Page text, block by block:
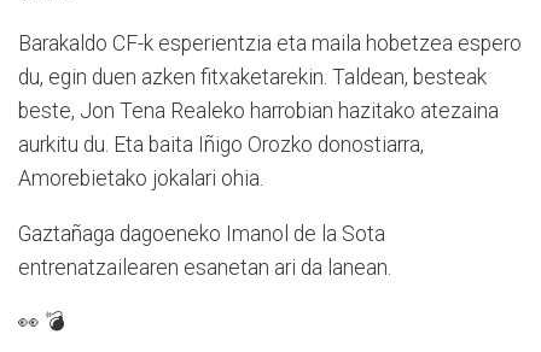
Barakaldo CF-k esperientzia eta maila hobetzea espero
du, egin duen azken fitxaketarekin. Taldean, besteak
beste, Jon Tena Realeko harrobian hazitako atezaina
aurkitu du. Eta baita Iñigo Orozko donostiarra,
Amorebietako jokalari ohia.
Gaztañaga dagoeneko Imanol de la Sota
entrenatzailearen esanetan ari da lanean.
👀 💣